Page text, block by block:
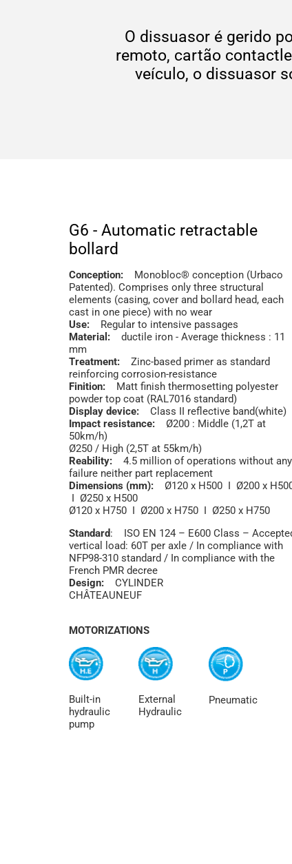
O dissuasor é gerido
remoto, cartão
veículo, o dissuasor
G6 - Automatic retractable
bollard
Conception:
Monobloc® conception (Urbaco
Patented). Comprises only three structural
elements (casing, cover and bollard head, each
cast in one piece) with no wear
Use:
Regular to intensive passages
Material:
ductile iron - Average thickness : 11
mm
Treatment:
Zinc-based primer as standard
reinforcing corrosion-resistance
Finition:
Matt finish thermosetting polyester
powder top coat (RAL7016 standard)
Display device: Class II reflective band(white)
Impact resistance: Ø200 : Middle (1,2T at
50km/h)
Ø250 / High (2,5T at 55km/h)
Reability: 4.5 million of operations without any
failure neither part replacement
Dimensions (mm): Ø120 x H500 I Ø200 x
I Ø250 x H500
Ø120 x H750 I Ø200 x H750 I Ø250 x H750
Standard: ISO EN 124 – E600 Class –
vertical load: 60T per axle / In compliance with
NFP98-310 standard / In compliance with the
French PMR decree
Design: CYLINDER
CHÂTEAUNEUF
MOTORIZATIONS
Built-in
hydraulic
pump
External
Hydraulic
Pneumatic